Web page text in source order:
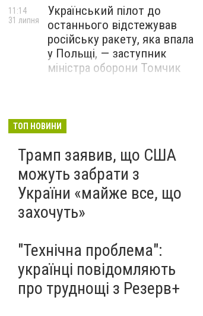
Український пілот до
останнього відстежував
російську ракету, яка впала
у Польщі, — заступник
міністра оборони Томчик
11:14
31 липня
ТОП НОВИНИ
Трамп заявив, що США
можуть забрати з
України «майже все, що
захочуть»
"Технічна проблема":
українці повідомляють
про труднощі з Резерв+